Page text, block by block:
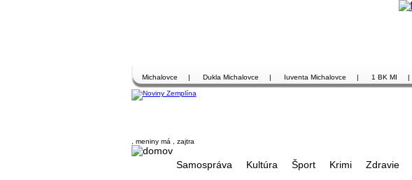
Michalovce | Dukla Michalovce | Iuventa Michalovce | 1 BK MI |
, meniny má
, zajtra
Samospráva Kultúra Šport Krimi Zdravie